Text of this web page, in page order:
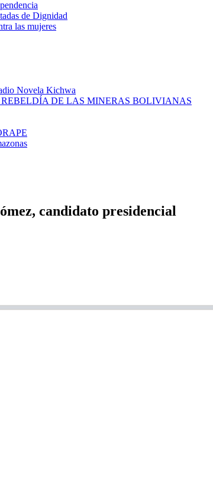
de Dignidad
las mujeres
Novela Kichwa
DE LAS MINERAS BOLIVIANAS
candidato presidencial